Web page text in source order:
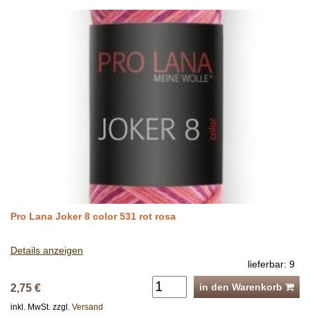
Pro Lana Joker 8 color 531 rot rosa
Details anzeigen
lieferbar: 9
2,75 € in den Warenkorb
inkl. MwSt. zzgl. Versand